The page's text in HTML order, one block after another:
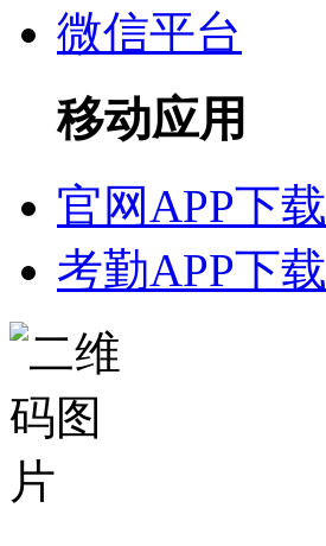
微信平台
移动应用
官网APP下载
考勤APP下载